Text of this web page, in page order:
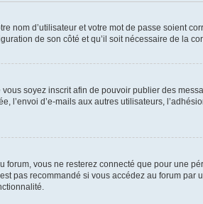
nom d’utilisateur et votre mot de passe soient
de son côté et qu’il soit nécessaire de la
soyez inscrit afin de pouvoir publier des
d’e-mails aux autres utilisateurs,
forum, vous ne resterez connecté que pour une
pas recommandé si vous accédez au forum